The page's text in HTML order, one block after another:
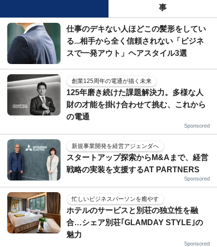
事
仕事のデキない人ほどこの髪形をしてい
る...相手から全く信頼されない「ビジネ
スで一発アウト」ヘアスタイル3選
創業125周年の電通が描く未来
125年磨き続けた課題解決力。多様な人
財の才能を掛け合わせて挑む、これから
の電通
Sponsored
新規事業開発を経営アジェンダへ
スタートアップ探索からM&Aまで、経営
戦略の実装を支援するAT PARTNERS
Sponsored
忙しいビジネスパーソンを癒やす
ホテルのサービスと別荘の独立性を融
合…シェア別荘｢GLAMDAY STYLE｣の
魅力
Sponsored